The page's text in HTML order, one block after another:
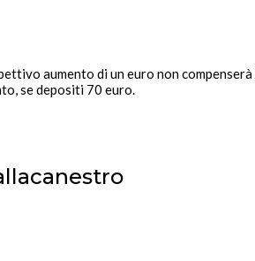
aumento di un euro non
se depositi 70 euro.